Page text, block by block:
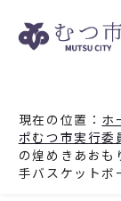
現在の位置： ホ
ポむつ市実行委
の煌めきあお
手バスケットボ